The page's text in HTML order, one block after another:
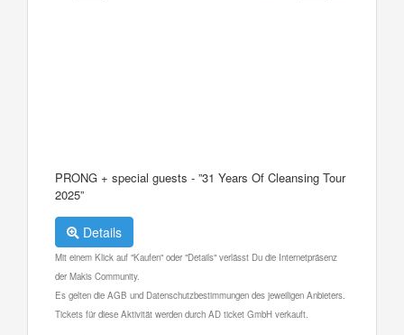
PRONG + special guests - ”31 Years Of Cleansing Tour
2025”
Details
Mit einem Klick auf "Kaufen" oder "Details" verlässt Du die Internetpräsenz
der Makis Community.
Es gelten die AGB und Datenschutzbestimmungen des jeweiligen Anbieters.
Tickets für diese Aktivität werden durch AD ticket GmbH verkauft.